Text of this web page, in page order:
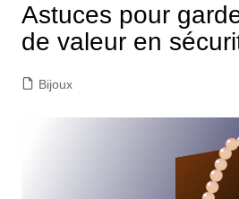
Astuces pour
de valeur en
Bijoux